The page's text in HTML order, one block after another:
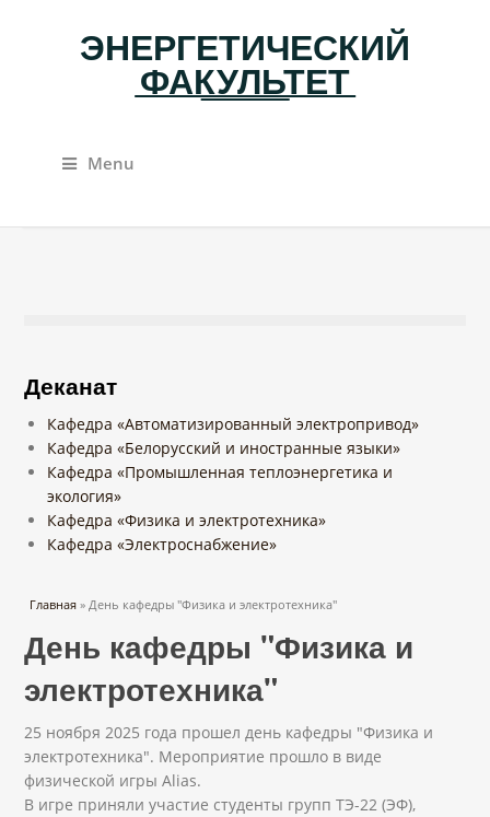
ЭНЕРГЕТИЧЕСКИЙ
ФАКУЛЬТЕТ
Menu
Деканат
Кафедра «Автоматизированный электропривод»
Кафедра «Белорусский и иностранные языки»
Кафедра «Промышленная теплоэнергетика и
экология»
Кафедра «Физика и электротехника»
Кафедра «Электроснабжение»
Вы здесь
Главная » День кафедры "Физика и электротехника"
День кафедры "Физика и
электротехника"
25 ноября 2025 года прошел день кафедры "Физика и
электротехника". Мероприятие прошло в виде
физической игры Alias.
В игре приняли участие студенты групп ТЭ-22 (ЭФ),